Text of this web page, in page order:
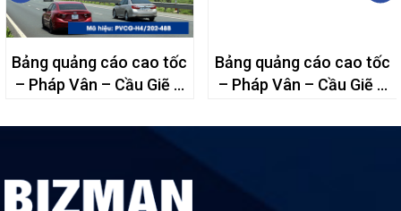
Bảng quảng cáo cao tốc
– Pháp Vân – Cầu Giẽ –
Bảng quảng cáo cao tốc
– Pháp Vân – Cầu Giẽ –